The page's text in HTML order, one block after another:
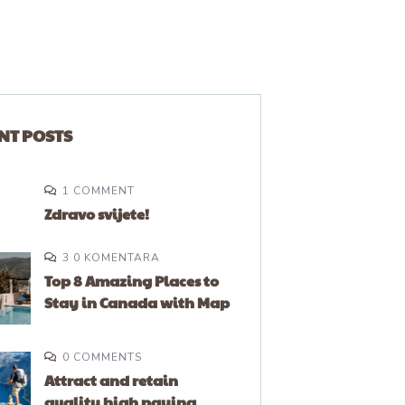
POSTS
1 COMMENT
Zdravo svijete!
3 0 KOMENTARA
Top 8 Amazing Places to
Stay in Canada with Map
0 COMMENTS
Attract and retain